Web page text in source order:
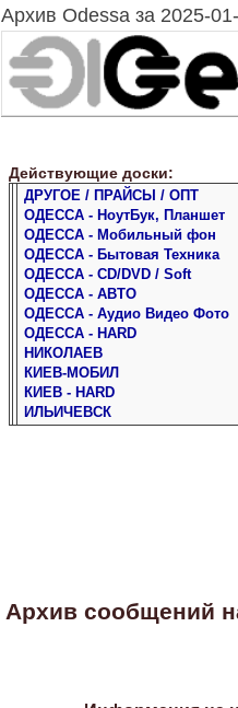
Архив Odessa за 2025-
Действующие доски:
ДРУГОЕ / ПРАЙСЫ / ОПТ
ОДЕССА - НоутБук, Планшет
ОДЕССА - Мобильный фон
ОДЕССА - Бытовая Техника
ОДЕССА - CD/DVD / Soft
ОДЕССА - АВТО
ОДЕССА - Аудио Видео Фото
ОДЕССА - HARD
НИКОЛАЕВ
КИЕВ-МОБИЛ
КИЕВ - HARD
ИЛЬИЧЕВСК
Архив сообщений